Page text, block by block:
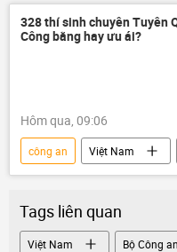
giao thông
Pháp luật
328 thí sinh chuyên Tuyên
Công bằng hay ưu ái?
Hôm qua, 09:06
công an Việt Nam
vi phạm
Bộ Công
Pháp luật
Bộ Giáo dục và Đào Tạo
Tags liên quan
Việt Nam Bộ Công